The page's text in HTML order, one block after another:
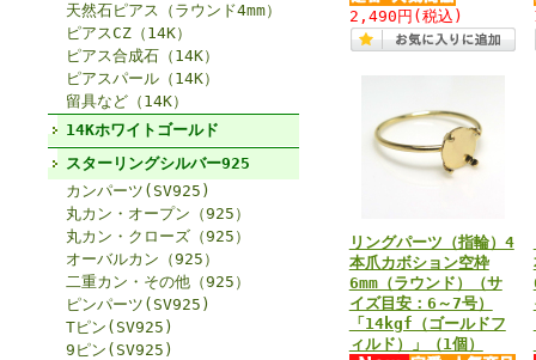
天然石ピアス（ラウンド4mm）
ピアスCZ（14K）
ピアス合成石（14K）
ピアスパール（14K）
留具など（14K）
14Kホワイトゴールド
スターリングシルバー925
カンパーツ(SV925)
丸カン・オープン（925）
丸カン・クローズ（925）
オーバルカン（925）
二重カン・その他（925）
ピンパーツ(SV925)
Tピン(SV925)
9ピン(SV925)
2,490円 (税込)
リングパーツ（指輪）4
本爪カボション空枠
6mm（ラウンド）（サ
イズ目安：6～7号）
「14kgf（ゴールドフ
ィルド）」（1個）